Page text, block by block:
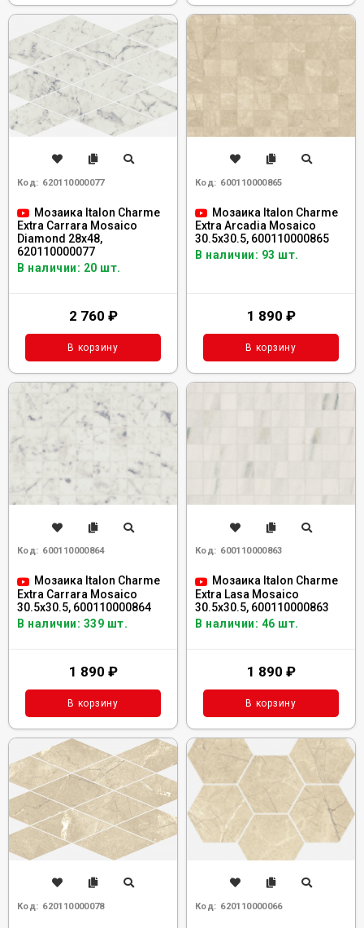
Код: 620110000077
Мозаика Italon Charme
Extra Carrara Mosaico
Diamond 28x48,
620110000077
В наличии: 20 шт.
2 760 ₽
В корзину
Код: 600110000865
Мозаика Italon Charme
Extra Arcadia Mosaico
30.5x30.5, 600110000865
В наличии: 93 шт.
1 890 ₽
В корзину
Код: 600110000864
Мозаика Italon Charme
Extra Carrara Mosaico
30.5x30.5, 600110000864
В наличии: 339 шт.
1 890 ₽
В корзину
Код: 600110000863
Мозаика Italon Charme
Extra Lasa Mosaico
30.5x30.5, 600110000863
В наличии: 46 шт.
1 890 ₽
В корзину
Код: 620110000078 Код: 620110000066